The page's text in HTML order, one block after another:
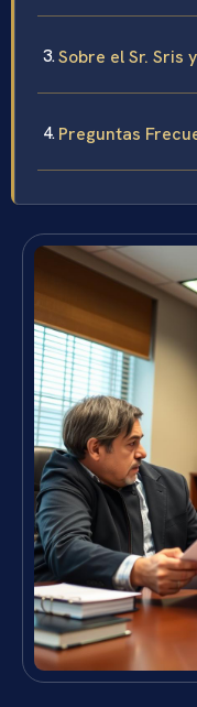
Sobre el Sr. Sris
Preguntas